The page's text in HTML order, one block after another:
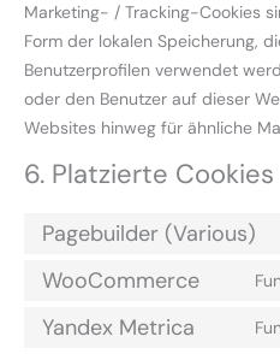
Marketing- / Tracking-Cookies
Form der lokalen Speicherung,
Benutzerprofilen verwendet
oder den Benutzer auf dieser
Websites hinweg für ähnliche
6. Platzierte Cookies
Pagebuilder (Various)
WooCommerce
Yandex Metrica